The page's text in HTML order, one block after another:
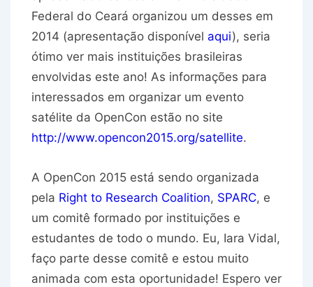
Federal do Ceará organizou um desses em
2014 (apresentação disponível aqui), seria
ótimo ver mais instituições brasileiras
envolvidas este ano! As informações para
interessados em organizar um evento
satélite da OpenCon estão no site
http://www.opencon2015.org/satellite.
A OpenCon 2015 está sendo organizada
pela Right to Research Coalition, SPARC, e
um comitê formado por instituições e
estudantes de todo o mundo. Eu, Iara Vidal,
faço parte desse comitê e estou muito
animada com esta oportunidade! Espero ver